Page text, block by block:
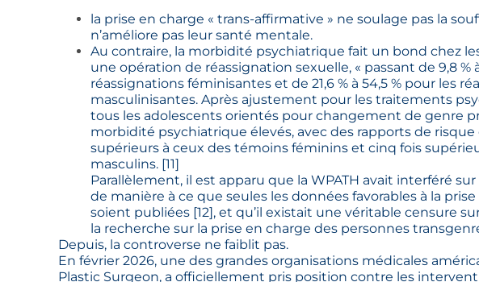
la prise en charge « trans-affirmative » ne soulage pas la
n’améliore pas leur santé mentale.
Au contraire, la morbidité psychiatrique fait un bond chez
une opération de réassignation sexuelle, « passant de 9,8 %
réassignations féminisantes et de 21,6 % à 54,5 % pour les
masculinisantes. Après ajustement pour les traitements
tous les adolescents orientés pour changement de genre
morbidité psychiatrique élevés, avec des rapports de
supérieurs à ceux des témoins féminins et cinq fois
masculins. [11]
Parallèlement, il est apparu que la WPATH avait interféré
de manière à ce que seules les données favorables à la
soient publiées [12], et qu’il existait une véritable censure
la recherche sur la prise en charge des personnes
Depuis, la controverse ne faiblit pas.
En février 2026, une des grandes organisations médicales
Plastic Surgeon, a officiellement pris position contre les